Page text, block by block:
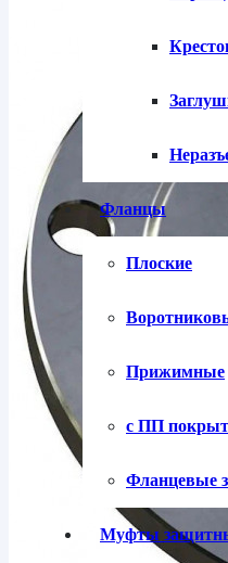
Фланцы
Плоские
Прижимные
с ПП
Фланцевые
Муфты